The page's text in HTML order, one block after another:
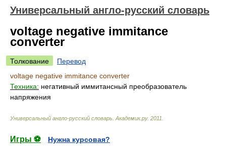
Универсальный англо-русский словарь
voltage negative immitance
converter
Толкование
Перевод
voltage negative immitance converter
Техника: негативный иммитансный преобразователь
напряжения
Универсальный англо-русский словарь Академик.ру. 2011
Игры ⚽
Нужна курсовая?